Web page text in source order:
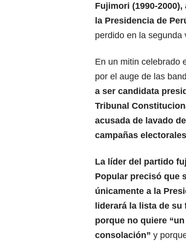
Fujimori (1990-
la Presidencia de
perdido en la segunda
En un mitin celebrado
por el auge de las
a ser candidata
Tribunal
acusada de lavado
campañas
La líder del partido
Popular precisó que
únicamente a la
liderará la lista de
porque no quiere
consolación” y